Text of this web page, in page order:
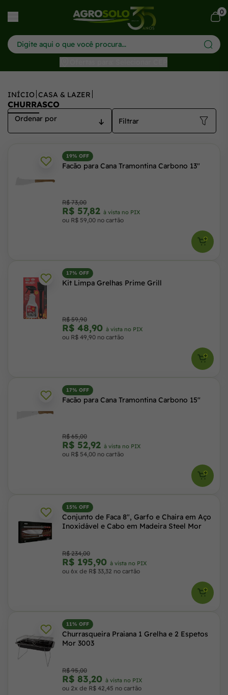
0
INÍCIO CASA & LAZER
CHURRASCO
Filtrar
19% OFF
Facão para Cana Tramontina Carbono 13"
R$ 73,00
R$ 57,82 à vista no PIX
ou R$ 59,00 no cartão
17% OFF
Kit Limpa Grelhas Prime Grill
R$ 59,90
R$ 48,90 à vista no PIX
ou R$ 49,90 no cartão
17% OFF
Facão para Cana Tramontina Carbono 15"
R$ 65,00
R$ 52,92 à vista no PIX
ou R$ 54,00 no cartão
15% OFF
Conjunto de Faca 8", Garfo e Chaira em Aço
Inoxidável e Cabo em Madeira Steel Mor
R$ 234,00
R$ 195,90 à vista no PIX
ou 6x de R$ 33,32 no cartão
11% OFF
Churrasqueira Praiana 1 Grelha e 2 Espetos
Mor 3003
R$ 95,00
R$ 83,20 à vista no PIX
ou 2x de R$ 42,45 no cartão